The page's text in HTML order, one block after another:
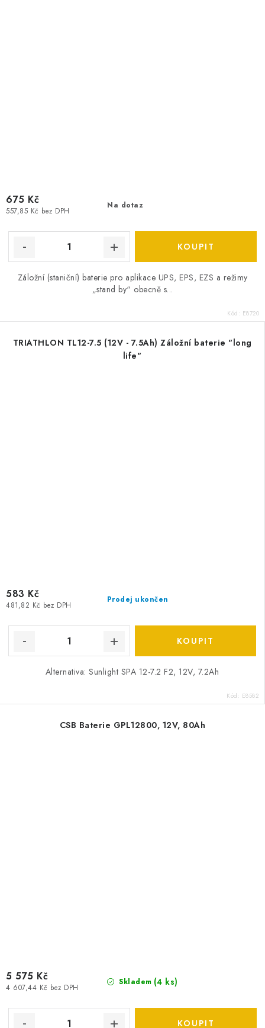
Na dotaz
557,85 Kč bez DPH
675 Kč
Záložní (staniční) baterie pro aplikace UPS, EPS, EZS a režimy
„stand by“ obecně s...
Kód: E8720
TRIATHLON TL12-7.5 (12V - 7.5Ah) Záložní baterie "long
life"
Prodej ukončen
481,82 Kč bez DPH
583 Kč
Alternativa: Sunlight SPA 12-7.2 F2, 12V, 7.2Ah
Kód: E8582
CSB Baterie GPL12800, 12V, 80Ah
Skladem (4 ks)
4 607,44 Kč bez DPH
5 575 Kč